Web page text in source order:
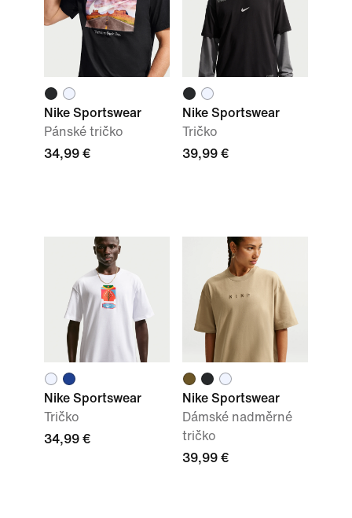
Nike Sportswear
Pánské tričko
34,99 €
Nike Sportswear
Tričko
39,99 €
Nike Sportswear
Tričko
34,99 €
Nike Sportswear
Dámské nadměrné
tričko
39,99 €